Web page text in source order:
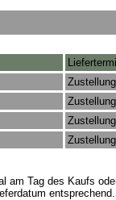
Tag des Kaufs